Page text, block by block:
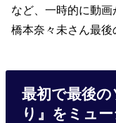
など、一時的に動画
橋本奈々未さん最後
最初で最後
り』をミュ